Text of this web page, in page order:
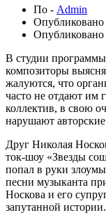
По - Admin
Опубликовано
Опубликовано
В студии
композиторы
жалуются, что
часто не отдают им
коллектив, в свою
нарушают
Друг Николая
ток-шоу «Звезды
попал в руки
песни музыканта
Носкова и его
запутанной истории.